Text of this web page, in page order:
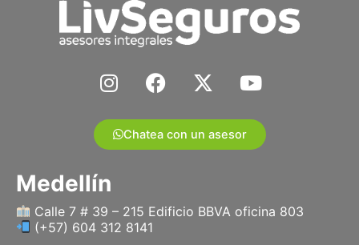
I
n
t
a
r
a
m
F
a
e
b
k
X
-
w
i
e
Y
o
u
Chatea con un asesor
Medellín
Calle 7 # 39 – 215 Edificio BBVA oficina 803
(+57) 604 312 8141